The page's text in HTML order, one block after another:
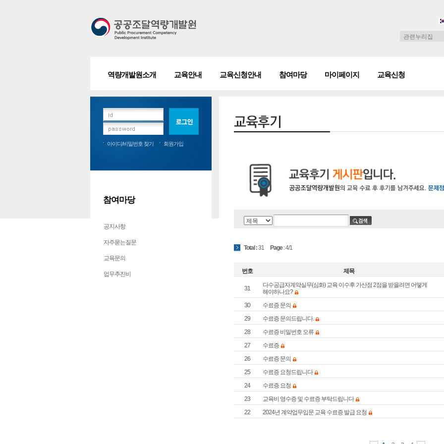
31 : 4/1
31
다수공급자계약실무(심화) 교육 이수후 가산점 2점을 받을려면 어떻게
해야하나요?
30
수료증 문의
29
수료증 문의드립니다.
28
수료증 비밀번호 오류
27
수료증
26
수료증 문의
25
수료증 요청드립니다
24
수료증 요청
23
교육비 영수증 및 수료증 부탁드립니다
22
2024년 계약업무입문 교육 수료증 발급 요청